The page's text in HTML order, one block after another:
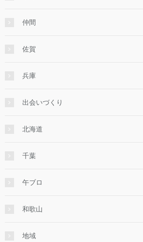
仲間
佐賀
兵庫
出会いづくり
北海道
千葉
午ブロ
和歌山
地域